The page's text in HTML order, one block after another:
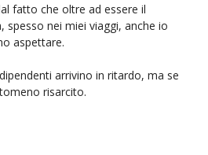
fatto che oltre ad essere il
spesso nei miei viaggi, anche io
aspettare.
arrivino in ritardo, ma se
risarcito.